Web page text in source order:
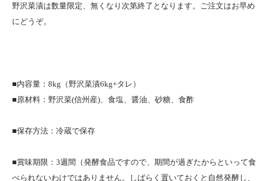
野沢菜漬は数量限定、無くなり次第終了となります。ご注文はお早め
にどうぞ。
■内容量：8kg（野沢菜漬6kg+タレ）
■原材料：野沢菜(信州産)、食塩、醤油、砂糖、食酢
■保存方法：冷蔵で保存
■賞味期限：3週間（発酵食品ですので、期間が過ぎたからといって食
べられないわけではありません。しばらく置いておくと自然発酵し、